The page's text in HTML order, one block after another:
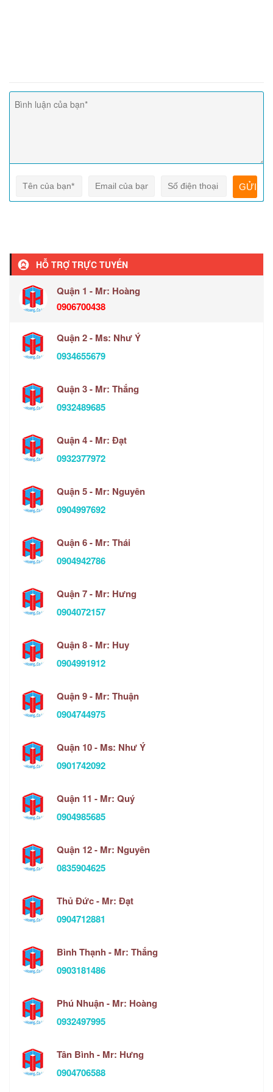
HỖ TRỢ TRỰC TUYẾN
Quận 1 - Mr: Hoàng
0906700438
Quận 2 - Ms: Như Ý
0934655679
Quận 3 - Mr: Thắng
0932489685
Quận 4 - Mr: Đạt
0932377972
Quận 5 - Mr: Nguyên
0904997692
Quận 6 - Mr: Thái
0904942786
Quận 7 - Mr: Hưng
0904072157
Quận 8 - Mr: Huy
0904991912
Quận 9 - Mr: Thuận
0904744975
Quận 10 - Ms: Như Ý
0901742092
Quận 11 - Mr: Quý
0904985685
Quận 12 - Mr: Nguyên
0835904625
Thủ Đức - Mr: Đạt
0904712881
Bình Thạnh - Mr: Thắng
0903181486
Phú Nhuận - Mr: Hoàng
0932497995
Tân Bình - Mr: Hưng
0904706588